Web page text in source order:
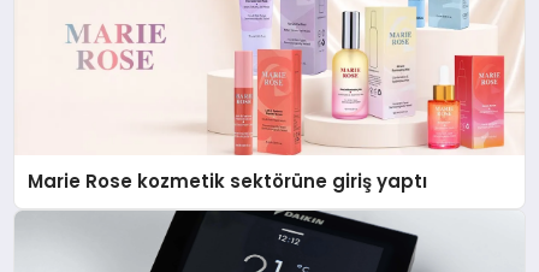
Marie Rose kozmetik sektörüne giriş yaptı